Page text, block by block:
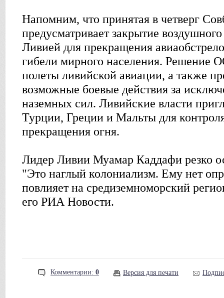
Напомним, что принятая в четверг
предусматривает закрытие
Ливией для прекращения
гибели мирного населения. Решение
полеты ливийской авиации, а также
возможные боевые действия за
наземных сил. Ливийские власти
Турции, Греции и Мальты для
прекращения огня.
Лидер Ливии Муамар Каддафи резко
"Это наглый колониализм. Ему нет
повлияет на средиземноморский
его РИА Новости.
Комментарии: 0 Версия для печати